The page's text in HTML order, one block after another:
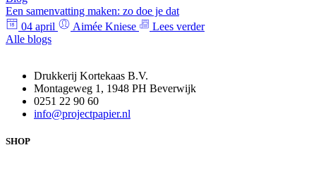
Een samenvatting maken: zo doe je dat
04 april
Aimée Kniese
Lees verder
Alle blogs
Drukkerij Kortekaas B.V.
Montageweg 1, 1948 PH Beverwijk
0251 22 90 60
info@projectpapier.nl
SHOP